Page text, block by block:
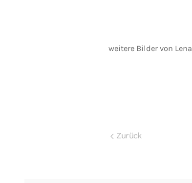
weitere Bilder von
Zurück